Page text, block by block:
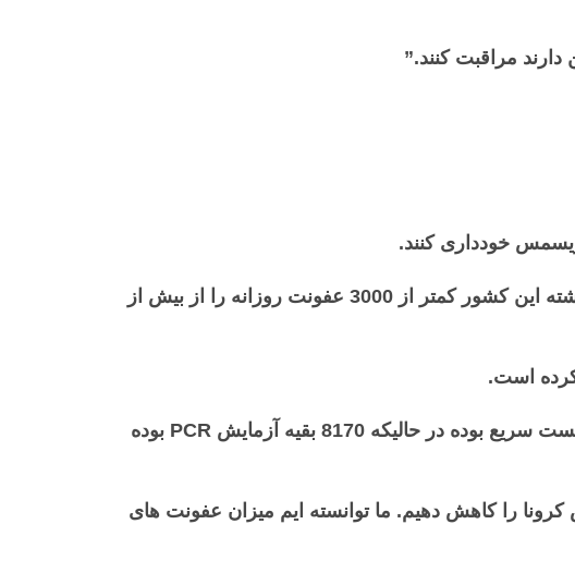
مراقبت کنند.”
خودداری کنند.
گیورگی گاخاریا ، نخست وزیر گرجستان اوایل امروز اظهار داشت که برای اولین بار در چند ماه گذشته این کشور کمتر از 3000 عفونت روزانه را از بیش از
17،029 آزمایش در 24 ساعت گذشته در سراسر کشور انجام شده است (8،859 مورد از 17،029 تست سریع بوده در حالیکه 8170 بقیه آزمایش PCR بوده
را کاهش دهیم. ما توانسته ایم میزان عفونت های